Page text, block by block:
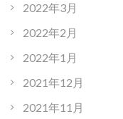
2022年3月
2022年2月
2022年1月
2021年12月
2021年11月